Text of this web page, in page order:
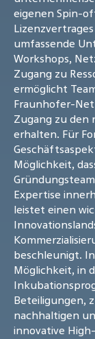
eigenen Spin-
umfassende
Workshops,
Zugang zu
ermöglicht
Fraunhofer-
Zugang zu den
erhalten. Für
Möglichkeit,
Expertise
leistet einen
beschleunigt.
Möglichkeit, in
Beteiligungen,
nachhaltigen
innovative